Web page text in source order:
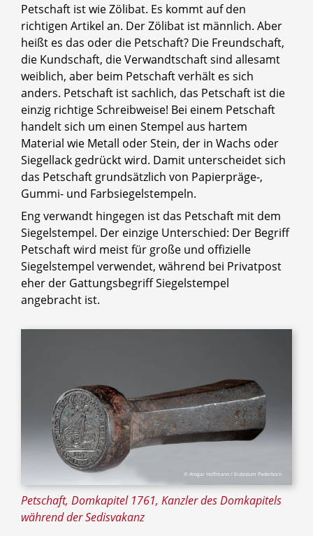
© Ansgar Hoffmann / Erzbistum Paderborn
Petschaft, Domkapitel 1761, Kanzler des Domkapitels
während der Sedisvakanz
Petschaft ist wie Zölibat. Es kommt auf den
richtigen Artikel an. Der Zölibat ist männlich. Aber
heißt es das oder die Petschaft? Die Freundschaft,
die Kundschaft, die Verwandtschaft sind allesamt
weiblich, aber beim Petschaft verhält es sich
anders. Petschaft ist sachlich, das Petschaft ist die
einzig richtige Schreibweise! Bei einem Petschaft
handelt sich um einen Stempel aus hartem
Material wie Metall oder Stein, der in Wachs oder
Siegellack gedrückt wird. Damit unterscheidet sich
das Petschaft grundsätzlich von Papierpräge-,
Gummi- und Farbsiegelstempeln.
Eng verwandt hingegen ist das Petschaft mit dem
Siegelstempel. Der einzige Unterschied: Der Begriff
Petschaft wird meist für große und offizielle
Siegelstempel verwendet, während bei Privatpost
eher der Gattungsbegriff Siegelstempel
angebracht ist.